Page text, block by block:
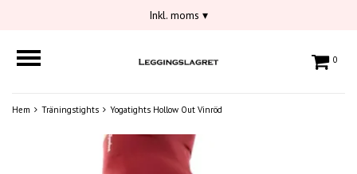
Inkl. moms ▾
0
Hem Träningstights Yogatights Hollow Out Vinröd